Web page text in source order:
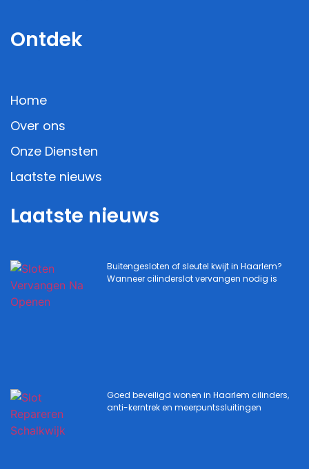
Ontdek
Home
Over ons
Onze Diensten
Laatste nieuws
Laatste nieuws
Buitengesloten of sleutel kwijt in Haarlem?
Wanneer cilinderslot vervangen nodig is
Goed beveiligd wonen in Haarlem cilinders,
anti-kerntrek en meerpuntssluitingen